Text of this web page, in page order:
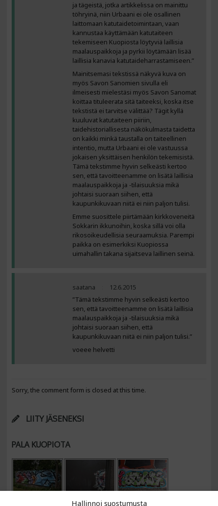
Hallinnoi suostumusta
ja tägeistä, jotka artikkelissa on mainittu
töhryinä, niin Urbaani ei ole osallinen
laittomaan katutaidetoimintaan, vaan
kannustaa käyttämään katutaiteen
tekemiseen Kuopiosta löytyviä laillisia
maalauspaikkoja ja pyrkii löytämään lisää
laillisia kanavia katutaideharrastamiseen.”
Mainitsemasi tekstissä näkyvä kuva on
myös Savon Sanomien sivulla eli
ilmeisesti mielestäsi myös Savon Sanomat
koittaa tituleerata sitä taiteeksi, koska itse
tekstistä ei tarvitse välittää? Tägit kyllä
kuuluvat katutaiteen piiriin,
taidehistoriallisesta näkökulmasta taidetta
on kaikki minkä taustalla on taiteellinen
intentio, mutta Urbaani ei ole vastuussa
jokaisen yksittäisen henkilön tekemisistä.
Tämä tekstimme hyvin selkeästi kertoo
sen, että tavoitteenamme on lisätä laillisia
maalauspaikkoja ja -tilaisuuksia mikä
johtaisi suoraan siihen, että
kaupunkikuvaan niitä ei niin paljon tulisi.
Emme suosittele piirtämään kirkkoveneitä
Sokkarin ikkunoihin, koska sillä voi olla
rikosoikeudellisia seuraamuksia. Parempi
paikka on esimerkiksi Kuopiossa
uimahallin takana sijaitseva laillinen seinä.
saatana
12.6.2015
”Tämä tekstimme hyvin selkeästi kertoo
sen, että tavoitteenamme on lisätä laillisia
maalauspaikkoja ja -tilaisuuksia mikä
johtaisi suoraan siihen, että
kaupunkikuvaan niitä ei niin paljon tulisi.”
voeee helvetti
Sorry, the comment form is closed at this time.
LIITY JÄSENEKSI
PALA KUOPIOTA